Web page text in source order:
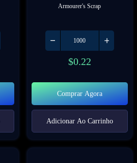
Armourer's Scrap
$0.22
Comprar Agora
Adicionar Ao Carrinho